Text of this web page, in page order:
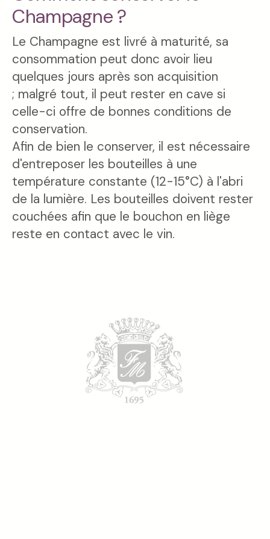
Champagne ?
Le Champagne est livré à maturité, sa
consommation peut donc avoir lieu
quelques jours après son acquisition
; malgré tout, il peut rester en cave si
celle-ci offre de bonnes conditions de
conservation.
Afin de bien le conserver, il est nécessaire
d'entreposer les bouteilles à une
température constante (12-15°C) à l'abri
de la lumière. Les bouteilles doivent rester
couchées afin que le bouchon en liège
reste en contact avec le vin.